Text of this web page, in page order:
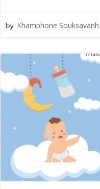
by Khamphone Souksavanh